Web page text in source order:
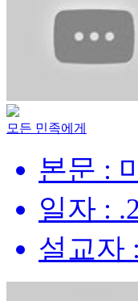
모든 민족에게
본문 :
일자 :
설교자